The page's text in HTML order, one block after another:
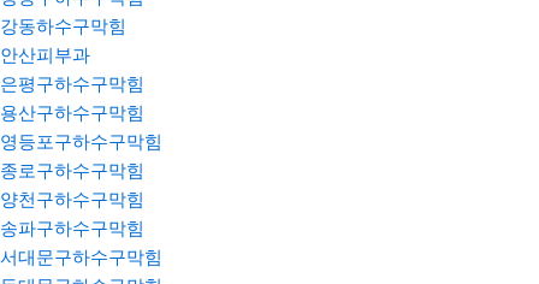
강동하수구막힘
안산피부과
은평구하수구막힘
용산구하수구막힘
영등포구하수구막힘
종로구하수구막힘
양천구하수구막힘
송파구하수구막힘
서대문구하수구막힘